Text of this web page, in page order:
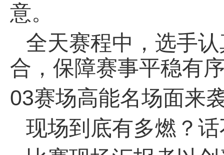
意。
全天赛程中，选手
合，保障赛事平稳有
03赛场高能名场面来
现场到底有多燃？